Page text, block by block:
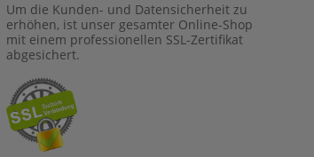
Um die Kunden- und Datensicherheit zu
erhöhen, ist unser gesamter Online-Shop
mit einem professionellen SSL-Zertifikat
abgesichert.